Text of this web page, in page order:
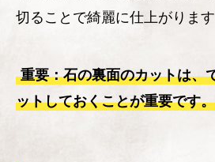
切ることで綺麗に仕上がります
重要：石の裏面のカットは、
ットしておくことが重要です。